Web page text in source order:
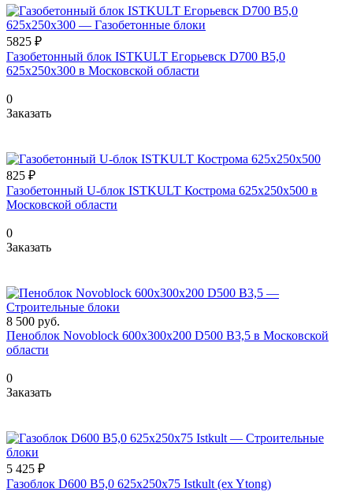
5825 ₽
Газобетонный блок ISTKULT Егорьевск D700 B5,0
625x250x300 в Московской области
0
Заказать
825 ₽
Газобетонный U-блок ISTKULT Кострома 625x250x500 в
Московской области
0
Заказать
8 500 руб.
Пеноблок Novoblock 600х300х200 D500 B3,5 в Московской
области
0
Заказать
5 425 ₽
Газоблок D600 B5,0 625x250x75 Istkult (ex Ytong)